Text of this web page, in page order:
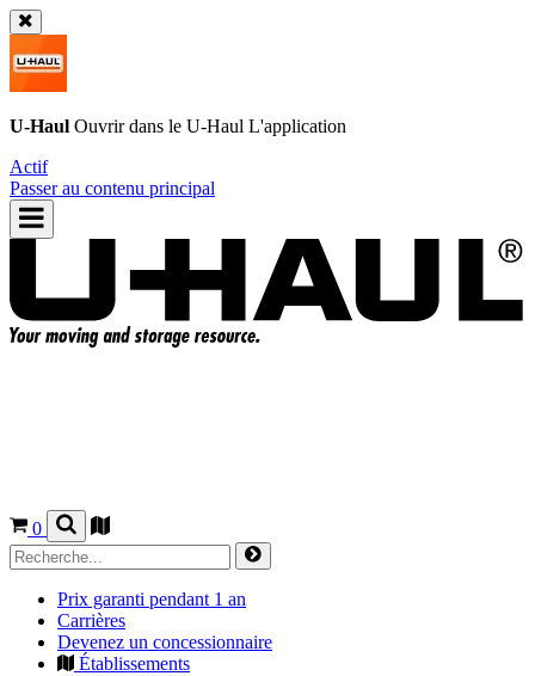
U-Haul Ouvrir dans le U-Haul L'application
Actif
Passer au contenu principal
0
Prix garanti pendant 1 an
Carrières
Devenez un concessionnaire
Établissements